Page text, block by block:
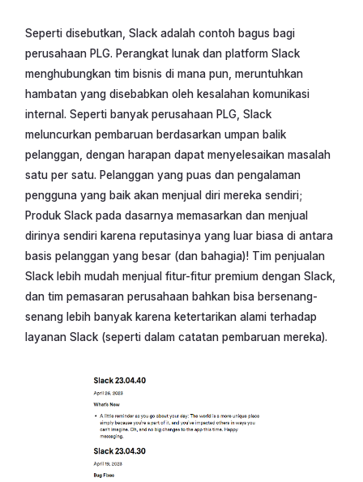
Seperti disebutkan, Slack adalah contoh bagus bagi
perusahaan PLG. Perangkat lunak dan platform Slack
menghubungkan tim bisnis di mana pun, meruntuhkan
hambatan yang disebabkan oleh kesalahan komunikasi
internal. Seperti banyak perusahaan PLG, Slack
meluncurkan pembaruan berdasarkan umpan balik
pelanggan, dengan harapan dapat menyelesaikan masalah
satu per satu. Pelanggan yang puas dan pengalaman
pengguna yang baik akan menjual diri mereka sendiri;
Produk Slack pada dasarnya memasarkan dan menjual
dirinya sendiri karena reputasinya yang luar biasa di antara
basis pelanggan yang besar (dan bahagia)! Tim penjualan
Slack lebih mudah menjual fitur-fitur premium dengan Slack,
dan tim pemasaran perusahaan bahkan bisa bersenang-
senang lebih banyak karena ketertarikan alami terhadap
layanan Slack (seperti dalam catatan pembaruan mereka).